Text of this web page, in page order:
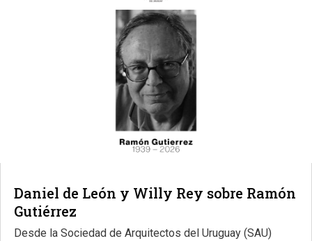
Daniel de León y Willy Rey sobre Ramón
Gutiérrez
Desde la Sociedad de Arquitectos del Uruguay (SAU)